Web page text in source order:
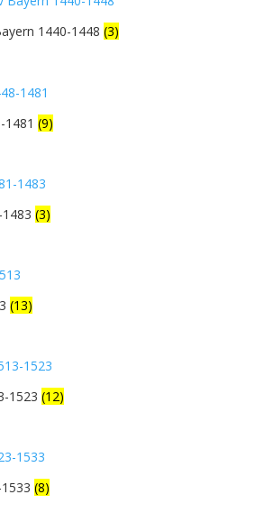
1440-1448 (3)
1481 (9)
(3)
(13)
1523 (12)
(8)